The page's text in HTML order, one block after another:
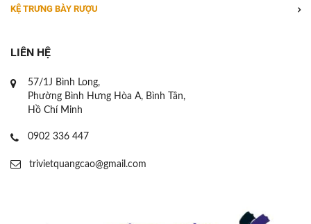
KỆ TRƯNG BÀY RƯỢU
LIÊN HỆ
57/1J Bình Long,
Phường Bình Hưng Hòa A, Bình Tân,
Hồ Chí Minh
0902 336 447
trivietquangcao@gmail.com